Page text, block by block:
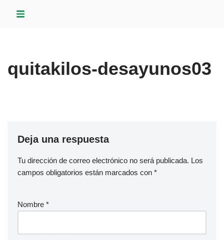
quitakilos-desayunos03
Deja una respuesta
Tu dirección de correo electrónico no será publicada. Los
campos obligatorios están marcados con *
Nombre *